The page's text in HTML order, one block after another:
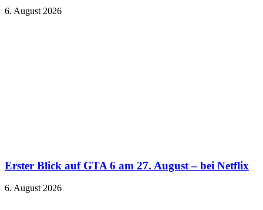
6. August 2026
Erster Blick auf GTA 6 am 27. August – bei Netflix
6. August 2026